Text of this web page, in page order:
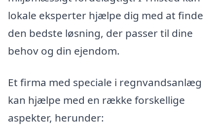
lokale eksperter hjælpe dig med at finde
den bedste løsning, der passer til dine
behov og din ejendom.
Et firma med speciale i regnvandsanlæg
kan hjælpe med en række forskellige
aspekter, herunder: